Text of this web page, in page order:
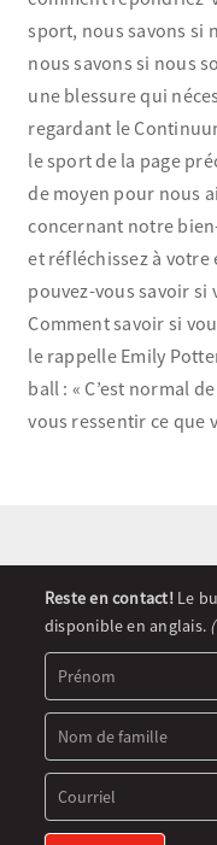
Ressources
Quoi de neuf
sport, nous savons si
nous savons si nous
une blessure qui
regardant le
le sport de la page
de moyen pour nous
concernant notre
et réfléchissez à votre
pouvez-vous savoir si
Comment savoir si
le rappelle Emily
ball : « C’est normal
vous ressentir ce que
Newsletter
Signup
(FR)
Reste en contact!Le
disponible en anglais.